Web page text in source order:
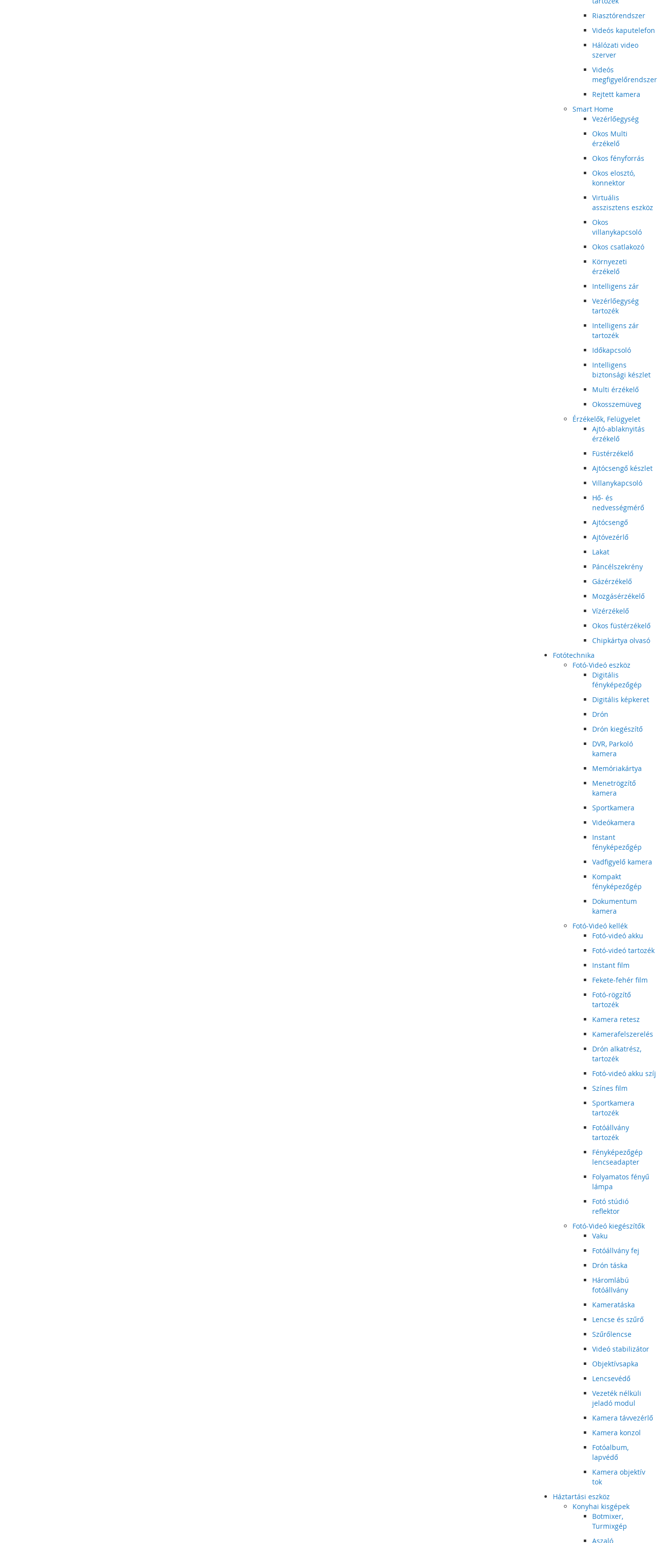
Riasztórendszer
Videós kaputelefon
Hálózati video
szerver
Videós
megfigyelőrendszer
Rejtett kamera
Smart Home
Vezérlőegység
Okos Multi
érzékelő
Okos fényforrás
Okos elosztó,
konnektor
Virtuális
asszisztens eszköz
Okos
villanykapcsoló
Okos csatlakozó
Környezeti
érzékelő
Intelligens zár
Vezérlőegység
tartozék
Intelligens zár
tartozék
Időkapcsoló
Intelligens
biztonsági készlet
Multi érzékelő
Okosszemüveg
Érzékelők, Felügyelet
Ajtó-ablaknyitás
érzékelő
Füstérzékelő
Ajtócsengő készlet
Villanykapcsoló
Hő- és
nedvességmérő
Ajtócsengő
Ajtóvezérlő
Lakat
Páncélszekrény
Gázérzékelő
Mozgásérzékelő
Vízérzékelő
Okos füstérzékelő
Chipkártya olvasó
Fotótechnika
Fotó-Videó eszköz
Digitális
fényképezőgép
Digitális képkeret
Drón
Drón kiegészítő
DVR, Parkoló
kamera
Memóriakártya
Menetrögzítő
kamera
Sportkamera
Videókamera
Instant
fényképezőgép
Vadfigyelő kamera
Kompakt
fényképezőgép
Dokumentum
kamera
Fotó-Videó kellék
Fotó-videó akku
Fotó-videó tartozék
Instant film
Fekete-fehér film
Fotó-rögzítő
tartozék
Kamera retesz
Kamerafelszerelés
Drón alkatrész,
tartozék
Fotó-videó akku szíj
Színes film
Sportkamera
tartozék
Fotóállvány
tartozék
Fényképezőgép
lencseadapter
Folyamatos fényű
lámpa
Fotó stúdió
reflektor
Fotó-Videó kiegészítők
Vaku
Fotóállvány fej
Drón táska
Háromlábú
fotóállvány
Kameratáska
Lencse és szűrő
Szűrőlencse
Videó stabilizátor
Objektívsapka
Lencsevédő
Vezeték nélküli
jeladó modul
Kamera távvezérlő
Kamera konzol
Fotóalbum,
lapvédő
Kamera objektív
tok
Háztartási eszköz
Konyhai kisgépek
Botmixer,
Turmixgép
Aszaló